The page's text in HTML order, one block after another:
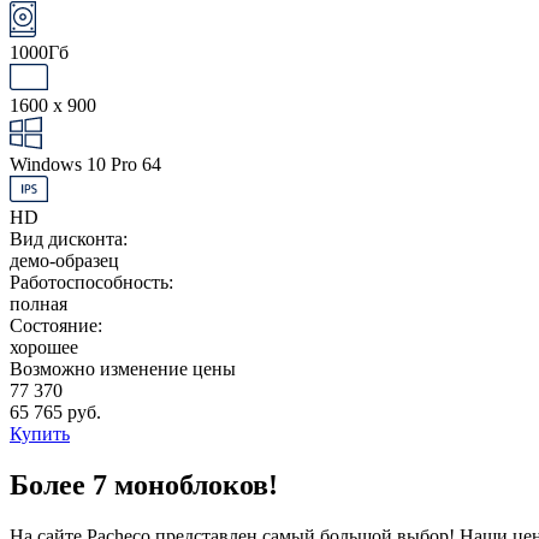
1000Гб
1600 x 900
Windows 10 Pro 64
HD
Вид дисконта:
демо-образец
Работоспособность:
полная
Состояние:
хорошее
Возможно изменение цены
77 370
65 765 руб.
Купить
Более 7 моноблоков!